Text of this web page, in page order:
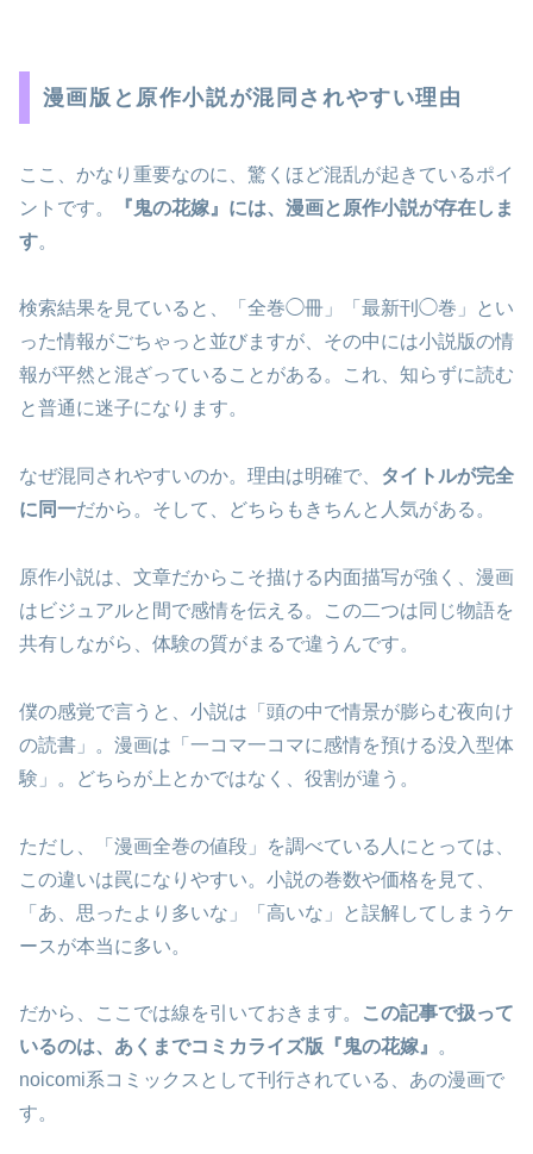
漫画版と原作小説が混同されやすい理由
ここ、かなり重要なのに、驚くほど混乱が起きているポイ
ントです。
『鬼の花嫁』には、漫画と原作小説が存在しま
す。
検索結果を見ていると、「全巻◯冊」「最新刊◯巻」とい
った情報がごちゃっと並びますが、その中には小説版の情
報が平然と混ざっていることがある。これ、知らずに読む
と普通に迷子になります。
なぜ混同されやすいのか。理由は明確で、
タイトルが完全
に同一だから。そして、どちらもきちんと人気がある。
原作小説は、文章だからこそ描ける内面描写が強く、漫画
はビジュアルと間で感情を伝える。この二つは同じ物語を
共有しながら、体験の質がまるで違うんです。
僕の感覚で言うと、小説は「頭の中で情景が膨らむ夜向け
の読書」。漫画は「一コマ一コマに感情を預ける没入型体
験」。どちらが上とかではなく、役割が違う。
ただし、「漫画全巻の値段」を調べている人にとっては、
この違いは罠になりやすい。小説の巻数や価格を見て、
「あ、思ったより多いな」「高いな」と誤解してしまうケ
ースが本当に多い。
だから、ここでは線を引いておきます。
この記事で扱って
いるのは、あくまでコミカライズ版『鬼の花嫁』 。
noicomi系コミックスとして刊行されている、あの漫画で
す。